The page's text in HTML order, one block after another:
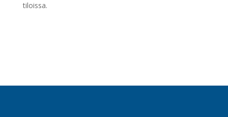
tiloissa.